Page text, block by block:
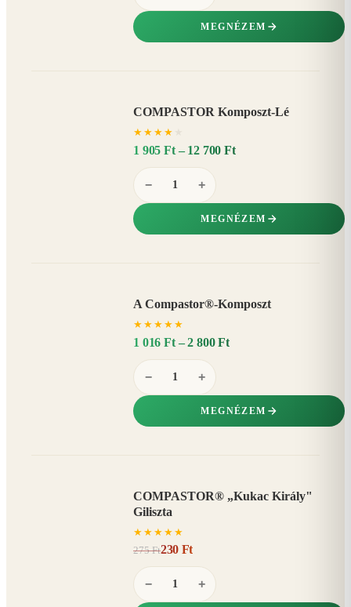
MEGNÉZEM
COMPASTOR Komposzt-Lé
★ ★ ★ ★
1 905 Ft – 12 700 Ft
− +
MEGNÉZEM
A Compastor®-Komposzt
★ ★ ★ ★ ★
1 016 Ft – 2 800 Ft
− +
MEGNÉZEM
COMPASTOR® „Kukac Király"
Giliszta
★ ★ ★ ★ ★
275 Ft230 Ft
− +